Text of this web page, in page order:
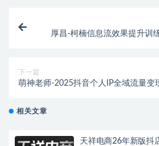
厚昌-柯楠信息流效果提升训
下一篇
萌神老师-2025抖音个人IP全域流量变
相关文章
天祥电商26年新版抖